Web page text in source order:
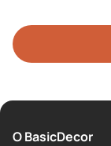
О BasicDecor